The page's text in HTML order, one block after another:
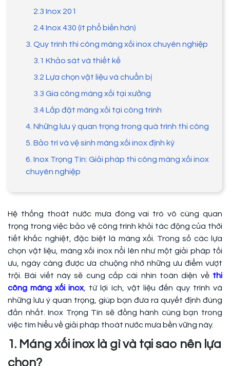
2.3 Inox 201
2.4 Inox 430 (ít phổ biến hơn)
3. Quy trình thi công máng xối inox chuyên nghiệp
3.1 Khảo sát và thiết kế
3.2 Lựa chọn vật liệu và chuẩn bị
3.3 Gia công máng xối tại xưởng
3.4 Lắp đặt máng xối tại công trình
4. Những lưu ý quan trọng trong quá trình thi công
5. Bảo trì và vệ sinh máng xối inox định kỳ
6. Inox Trọng Tín: Giải pháp thi công máng xối inox
chuyên nghiệp
Hệ thống thoát nước mưa đóng vai trò vô cùng quan
trọng trong việc bảo vệ công trình khỏi tác động của thời
tiết khắc nghiệt, đặc biệt là máng xối. Trong số các lựa
chọn vật liệu, máng xối inox nổi lên như một giải pháp tối
ưu, ngày càng được ưa chuộng nhờ những ưu điểm vượt
trội. Bài viết này sẽ cung cấp cái nhìn toàn diện về thi
công máng xối inox, từ lợi ích, vật liệu đến quy trình và
những lưu ý quan trọng, giúp bạn đưa ra quyết định đúng
đắn nhất. Inox Trọng Tín sẽ đồng hành cùng bạn trong
việc tìm hiểu về giải pháp thoát nước mưa bền vững này.
1. Máng xối inox là gì và tại sao nên lựa
chọn?